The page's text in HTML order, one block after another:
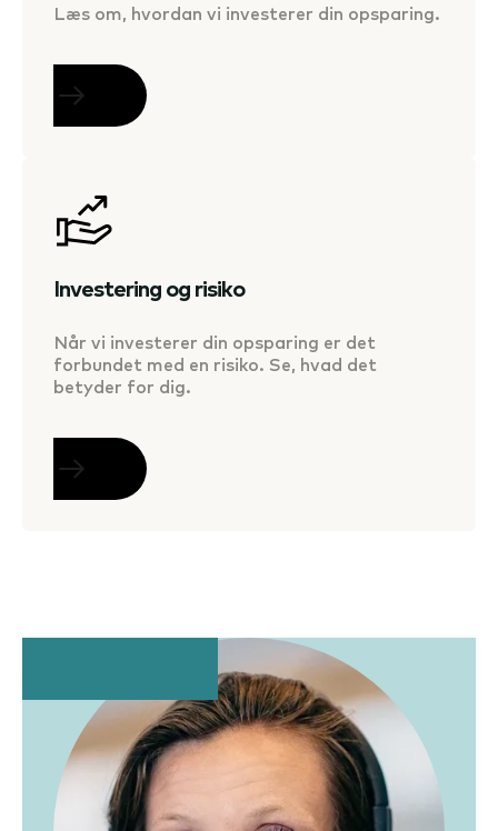
Læs om, hvordan vi investerer din opsparing.
Investering og risiko
Når vi investerer din opsparing er det
forbundet med en risiko. Se, hvad det
betyder for dig.